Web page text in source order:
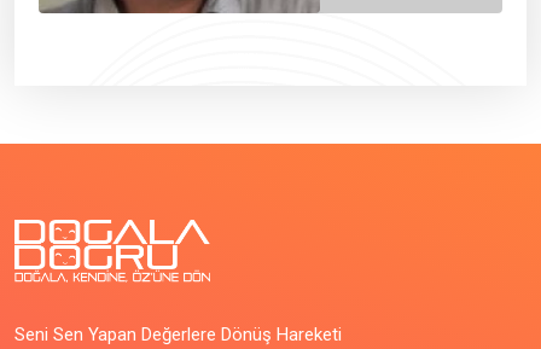
Seni Sen Yapan Değerlere Dönüş Hareketi